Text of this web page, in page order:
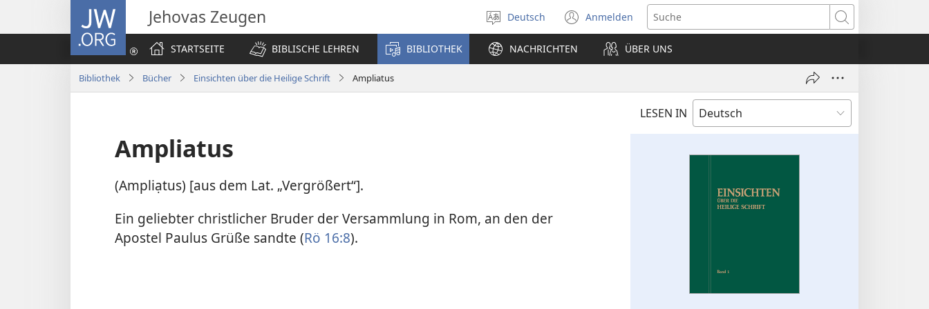
JW.ORG Jehovas Zeugen
Sprache
auswählen
Deutsch Anmelden
(öffnet
neues
Fenster)
Suche
STARTSEITE
BIBLISCHE LEHREN BIBLIOTHEK NACHRICHTEN ÜBER UNS
Bibliothek Bücher Einsichten über die Heilige Schrift Ampliatus
LESEN IN
Ampliatus
(Ampliạtus) [aus dem Lat. „Vergrößert“].
Ein geliebter christlicher Bruder der Versammlung in Rom, an den der
Apostel Paulus Grüße sandte (Rö 16:8).